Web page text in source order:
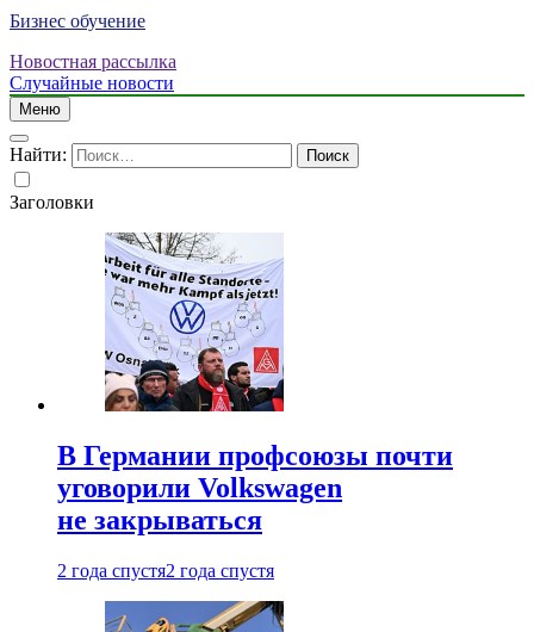
Бизнес обучение
Новостная рассылка
Случайные новости
Меню
Найти:
Заголовки
В Германии профсоюзы почти
уговорили Volkswagen
не закрываться
2 года спустя2 года спустя